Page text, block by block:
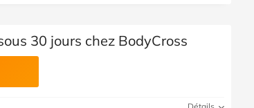
30 jours chez BodyCross